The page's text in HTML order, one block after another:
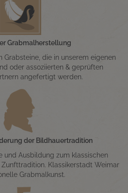
Grabmalherstellung
die in unserem eigenen
oder assoziierten & geprüften
angefertigt werden.
der Bildhauertradition
und Ausbildung zum klassischen
Klassikerstadt Weimar
Grabmalkunst.